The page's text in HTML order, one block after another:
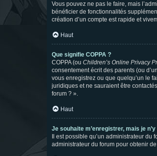
Vous pouvez ne pas le faire, mais
bénéficier de fonctionnalités
création d’un compte est rapide et
Haut
Que signifie COPPA ?
COPPA (ou Children’s Online Privacy
consentement écrit des parents (ou
vous enregistrez ou que quelqu’un le
juridiques et ne sauraient être
forum ? ».
Haut
Je souhaite m’enregistrer, mais je
Il est possible qu’un administrateur
administrateur du forum pour obtenir de